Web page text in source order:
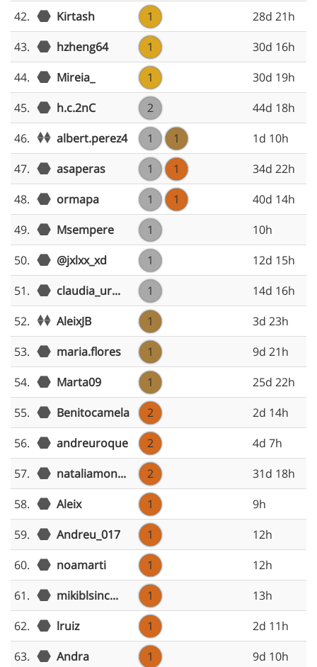
42.
Kirtash 1
28d 21h
43.
hzheng64 1
30d 16h
44.
Mireia_ 1
30d 19h
45.
h.c.2nC 2
44d 18h
46.
albert.perez4 1 1
1d 10h
47.
asaperas 1 1
34d 22h
48.
ormapa 1 1
40d 14h
49.
Msempere 1
10h
50.
@jxlxx_xd 1
12d 15h
51.
claudia_ur... 1
14d 16h
52.
AleixJB 1
3d 23h
53.
maria.flores 1
9d 21h
54.
Marta09 1
25d 22h
55.
Benitocamela 2
2d 14h
56.
andreuroque 2
4d 7h
57.
nataliamon... 2
31d 18h
58.
Aleix 1
9h
59.
Andreu_017 1
12h
60.
noamarti 1
12h
61.
mikiblsinc... 1
13h
62.
lruiz 1
2d 11h
63.
Andra 1 9d 10h